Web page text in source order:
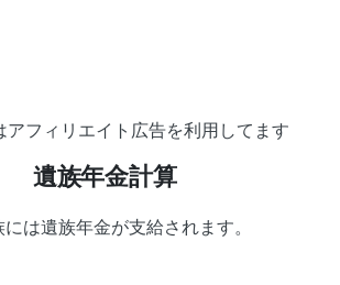
アフィリエイト広告を利用してます
遺族年金計算
は遺族年金が支給されます。